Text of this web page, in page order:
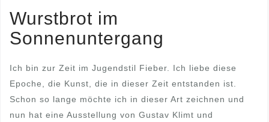
Wurstbrot im
Sonnenuntergang
Ich bin zur Zeit im Jugendstil Fieber. Ich liebe diese
Epoche, die Kunst, die in dieser Zeit entstanden ist.
Schon so lange möchte ich in dieser Art zeichnen und
nun hat eine Ausstellung von Gustav Klimt und